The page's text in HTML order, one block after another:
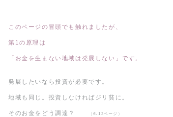
このページの冒頭でも触れましたが、
第1の原理は
「お金を生まない地域は発展しない」です。
発展したいなら投資が必要です。
地域も同じ。投資しなければジリ貧に。
そのお金をどう調達？ （6-13ページ）